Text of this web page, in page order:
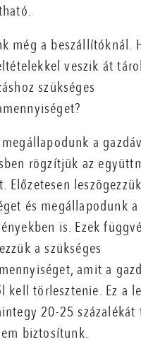
még a beszállítóknál.
veszik át
szükséges
a
rögzítjük az
Előzetesen
és megállapodunk
is. Ezek
a szükséges
amit a
kell törlesztenie. Ez a
20-25 százalékát
biztosítunk.